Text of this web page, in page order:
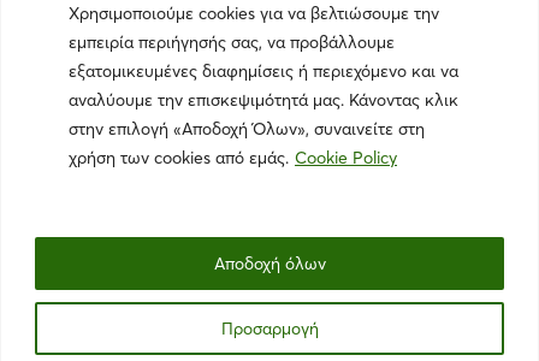
Χρησιμοποιούμε cookies για να βελτιώσουμε την
εμπειρία περιήγησής σας, να προβάλλουμε
εξατομικευμένες διαφημίσεις ή περιεχόμενο και να
αναλύουμε την επισκεψιμότητά μας. Κάνοντας κλικ
στην επιλογή «Αποδοχή Όλων», συναινείτε στη
χρήση των cookies από εμάς. Cookie Policy
Προσαρμογή
Αποδοχή όλων
Πολιτική Απορρήτου|Όροι Χρήσης|Πολιτική Cookies
© 2025 The Green Swans. All rights reserved. |